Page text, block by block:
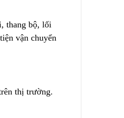
thang bộ, lối
vận chuyển
thị trường.
Sử Dụng Hóa Chất
Rỉ Sét Hiệu Quả
Trong Khai Thác
Đất Hiếm